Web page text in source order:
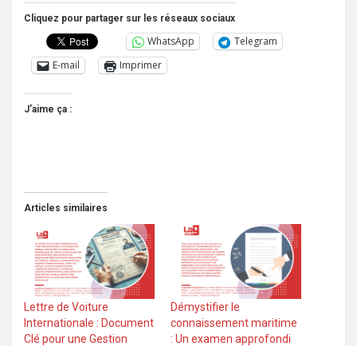
Cliquez pour partager sur les réseaux sociaux
WhatsApp
Telegram
E-mail
Imprimer
J’aime ça :
Articles similaires
Lettre de Voiture
Internationale : Document
Clé pour une Gestion
Démystifier le
connaissement maritime
: Un examen approfondi